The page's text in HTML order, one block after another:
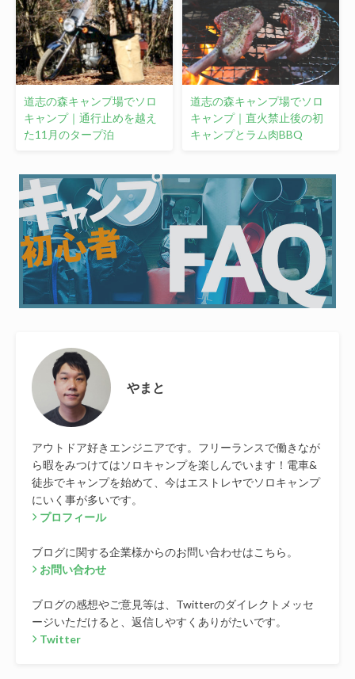
道志の森キャンプ場でソロ
キャンプ｜通行止めを越え
た11月のタープ泊
道志の森キャンプ場でソロ
キャンプ｜直火禁止後の初
キャンプとラム肉BBQ
やまと
アウトドア好きエンジニアです。フリーランスで働きなが
ら暇をみつけてはソロキャンプを楽しんでいます！電車&
徒歩でキャンプを始めて、今はエストレヤでソロキャンプ
にいく事が多いです。
プロフィール
ブログに関する企業様からのお問い合わせはこちら。
お問い合わせ
ブログの感想やご意見等は、Twitterのダイレクトメッセ
ージいただけると、返信しやすくありがたいです。
Twitter